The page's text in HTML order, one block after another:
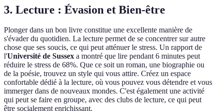
3. Lecture : Évasion et Bien-être
Plonger dans un bon livre constitue une excellente manière de
s'évader du quotidien. La lecture permet de se concentrer sur autre
chose que ses soucis, ce qui peut atténuer le stress. Un rapport de
l'Université de Sussex a montré que lire pendant 6 minutes peut
réduire le stress de 68%. Que ce soit un roman, une biographie ou
de la poésie, trouvez un style qui vous attire. Créez un espace
confortable dédié à la lecture, où vous pouvez vous détendre et vous
immerger dans de nouveaux mondes. C'est également une activité
qui peut se faire en groupe, avec des clubs de lecture, ce qui peut
être socialement enrichissant.